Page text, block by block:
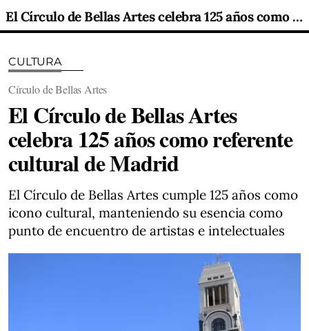
El Círculo de Bellas Artes celebra 125 años como referente cultural de Madrid
CULTURA
Círculo de Bellas Artes
El Círculo de Bellas Artes
celebra 125 años como referente
cultural de Madrid
El Círculo de Bellas Artes cumple 125 años como
icono cultural, manteniendo su esencia como
punto de encuentro de artistas e intelectuales